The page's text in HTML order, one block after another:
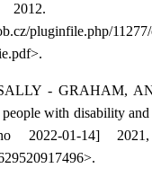
pluginfile.php/
- GRAHAM,
with disability
2022-01-14]